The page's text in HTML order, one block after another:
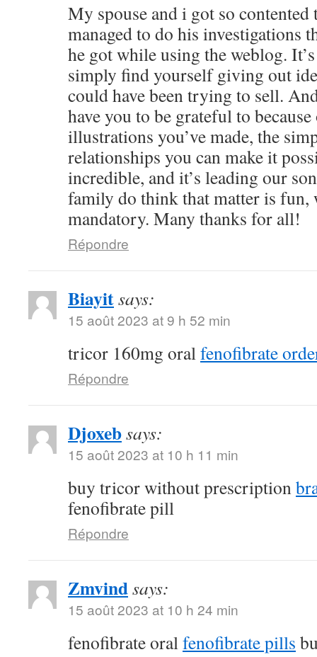
My spouse and i got so contented
managed to do his investigations
he got while using the weblog.
simply find yourself giving out
could have been trying to sell.
have you to be grateful to
illustrations you’ve made, the
relationships you can make it
incredible, and it’s leading our
family do think that matter is
mandatory. Many thanks for all!
Répondre
Biayitsays:
15 août 2023 at 9 h 52 min
tricor 160mg oralfenofibrate
Répondre
Djoxebsays:
15 août 2023 at 10 h 11 min
buy tricor without prescription
fenofibrate pill
Répondre
Zmvindsays:
15 août 2023 at 10 h 24 min
fenofibrate oralfenofibrate pills